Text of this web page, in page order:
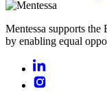
Mentessa supports
by enabling equal